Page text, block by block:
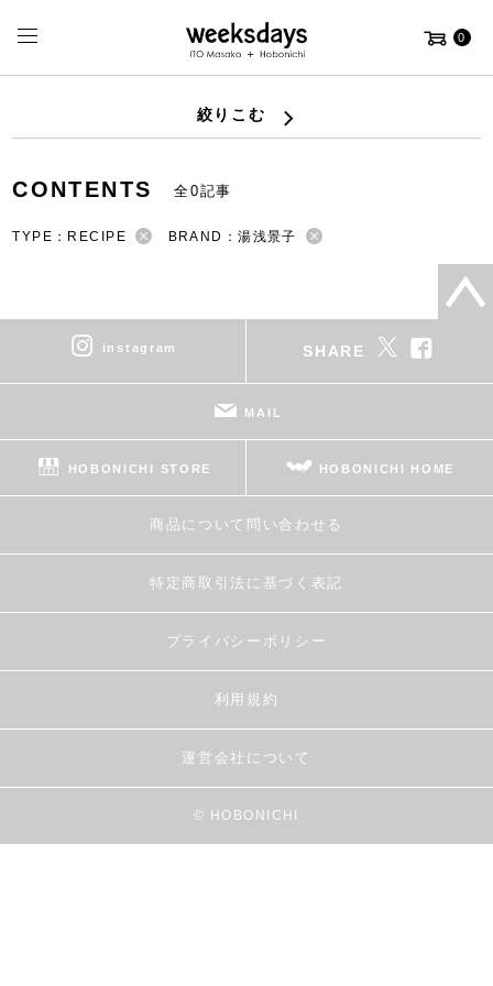
0
絞りこむ
CONTENTS 全0記事
TYPE：RECIPE BRAND：湯浅景子
instagram SHARE
MAIL
HOBONICHI STORE HOBONICHI HOME
商品について問い合わせる
特定商取引法に基づく表記
プライバシーポリシー
利用規約
運営会社について
© HOBONICHI